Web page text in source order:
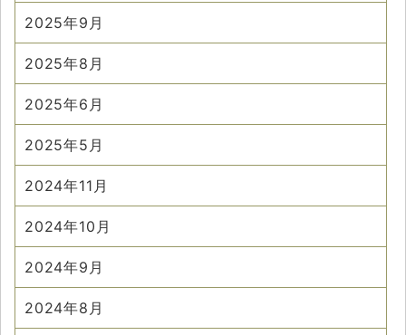
2025年9月
2025年8月
2025年6月
2025年5月
2024年11月
2024年10月
2024年9月
2024年8月